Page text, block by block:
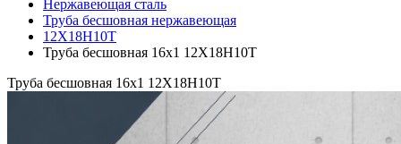
Нержавеющая сталь
Труба бесшовная нержавеющая
12Х18Н10Т
Труба бесшовная 16х1 12Х18Н10Т
Труба бесшовная 16х1 12Х18Н10Т